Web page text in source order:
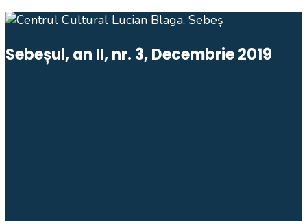
Sebeșul, an II, nr. 3, Decembrie 2019